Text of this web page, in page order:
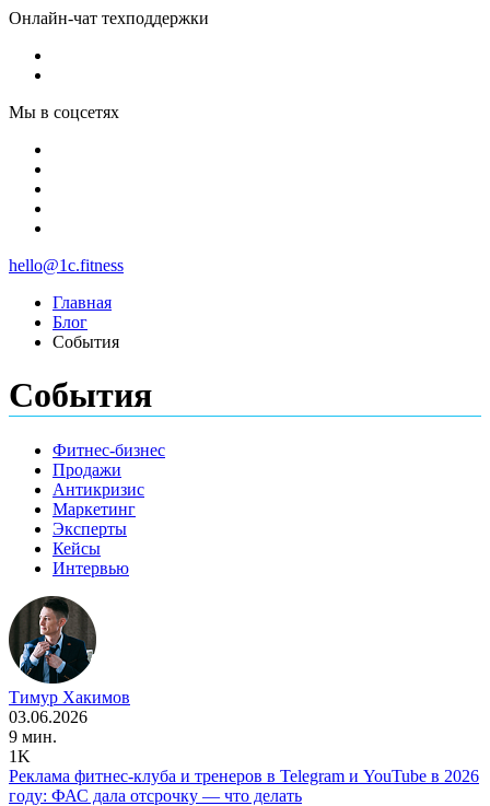
Онлайн-чат техподдержки
Мы в соцсетях
hello@1c.fitness
Главная
Блог
События
События
Фитнес-бизнес
Продажи
Антикризис
Маркетинг
Эксперты
Кейсы
Интервью
Тимур Хакимов
03.06.2026
9 мин.
1K
Реклама фитнес-клуба и тренеров в Telegram и YouTube в 2026
году: ФАС дала отсрочку — что делать